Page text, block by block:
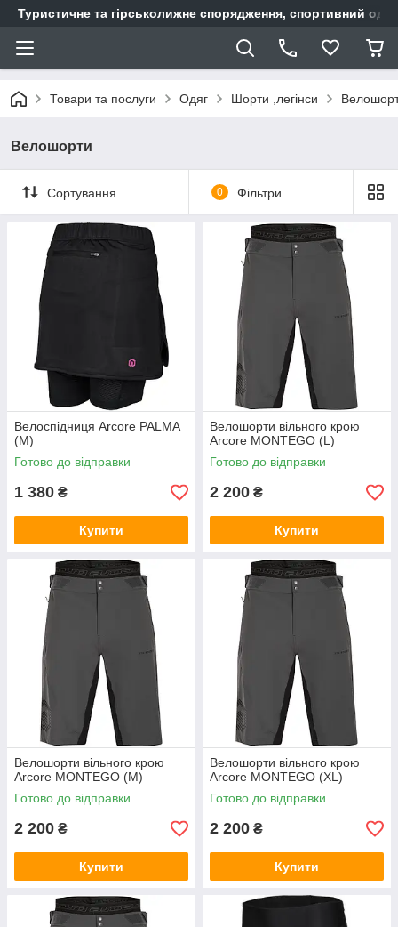
Туристичне та гірськолижне спорядження, спортивний
Товари та послуги Одяг Шорти ,легінси
Велошорти
Сортування 0 Фільтри
Велоспідниця Arcore PALMA
(M)
Готово до відправки
1 380 ₴
Купити
Велошорти вільного крою
Arcore MONTEGO (L)
Готово до відправки
2 200 ₴
Купити
Велошорти вільного крою
Arcore MONTEGO (M)
Готово до відправки
2 200 ₴
Купити
Велошорти вільного крою
Arcore MONTEGO (XL)
Готово до відправки
2 200 ₴
Купити